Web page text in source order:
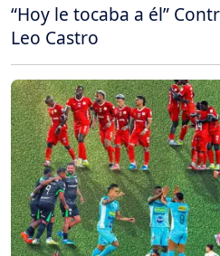
“Hoy le tocaba a él”
Leo Castro